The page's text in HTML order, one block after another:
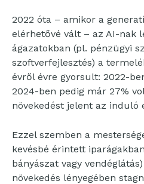
2022 óta – amikor a
elérhetővé vált – az AI-nak
ágazatokban (pl. pénzügyi
szoftverfejlesztés) a
évről évre gyorsult: 2022-
2024-ben pedig már 27%
növekedést jelent az induló
Ezzel szemben a
kevésbé érintett
bányászat vagy
növekedés lényegében